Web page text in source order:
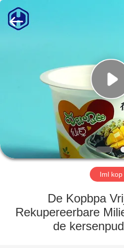
PRODUCTEN
FABRIEKSTOCHT
Huaweier
Packing
Products
Co.,Ltd..
Iml kop
De Kopbpa
Rekupereerbare
de